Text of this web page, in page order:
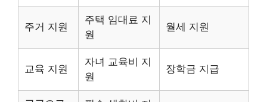
주거 지원
주택 임대료 지
원
월세 지원
교육 지원
자녀 교육비 지
원
장학금 지급